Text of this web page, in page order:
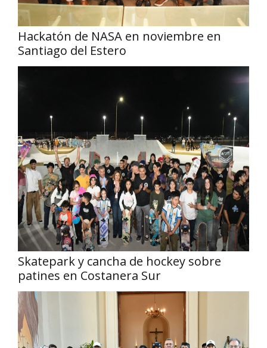
Hackatón de NASA en noviembre en
Santiago del Estero
Skatepark y cancha de hockey sobre
patines en Costanera Sur